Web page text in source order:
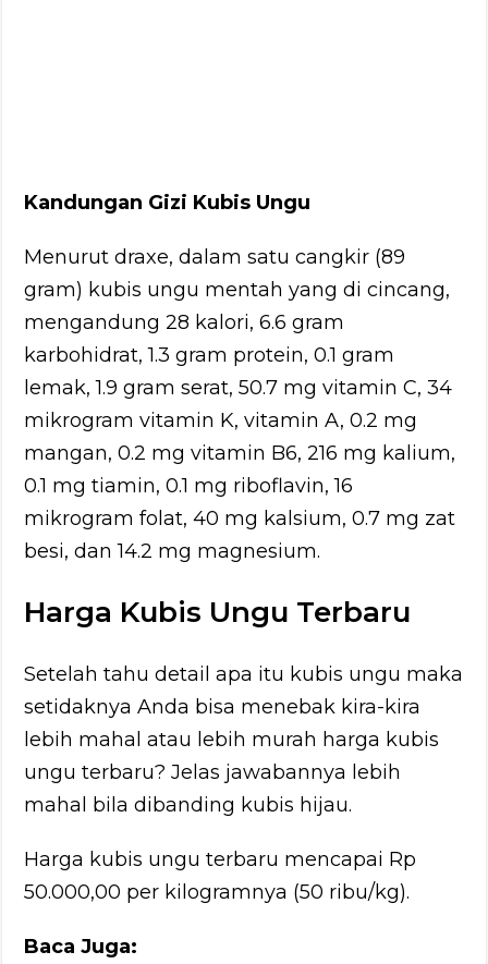
Kandungan Gizi Kubis Ungu
Menurut draxe, dalam satu cangkir (89
gram) kubis ungu mentah yang di cincang,
mengandung 28 kalori, 6.6 gram
karbohidrat, 1.3 gram protein, 0.1 gram
lemak, 1.9 gram serat, 50.7 mg vitamin C, 34
mikrogram vitamin K, vitamin A, 0.2 mg
mangan, 0.2 mg vitamin B6, 216 mg kalium,
0.1 mg tiamin, 0.1 mg riboflavin, 16
mikrogram folat, 40 mg kalsium, 0.7 mg zat
besi, dan 14.2 mg magnesium.
Harga Kubis Ungu Terbaru
Setelah tahu detail apa itu kubis ungu maka
setidaknya Anda bisa menebak kira-kira
lebih mahal atau lebih murah harga kubis
ungu terbaru? Jelas jawabannya lebih
mahal bila dibanding kubis hijau.
Harga kubis ungu terbaru mencapai Rp
50.000,00 per kilogramnya (50 ribu/kg).
Baca Juga: